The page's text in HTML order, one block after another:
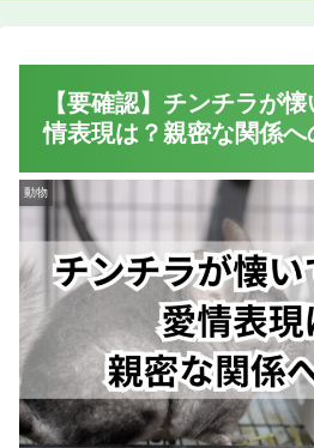
【要確認】チンチラが
情表現は？親密な関係へ
動物